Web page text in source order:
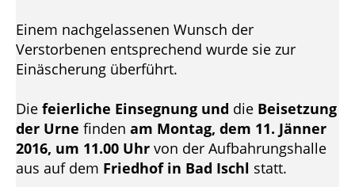
Einem nachgelassenen Wunsch der
Verstorbenen entsprechend wurde sie zur
Einäscherung überführt.
Die feierliche Einsegnung und die Beisetzung
der Urne finden am Montag, dem 11. Jänner
2016, um 11.00 Uhr von der Aufbahrungshalle
aus auf dem Friedhof in Bad Ischl statt.